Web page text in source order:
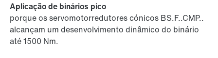
Aplicação de binários pico
porque os servomotorredutores cónicos BS.F..CMP..
alcançam um desenvolvimento dinâmico do binário
até 1500 Nm.